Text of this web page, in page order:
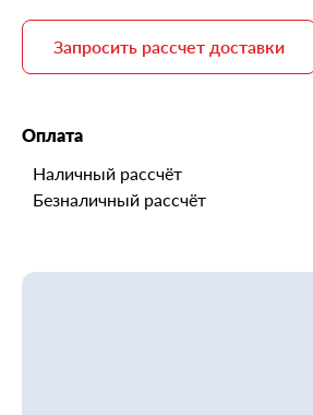
Запросить рассчет доставки
Оплата
Наличный рассчёт
Безналичный рассчёт